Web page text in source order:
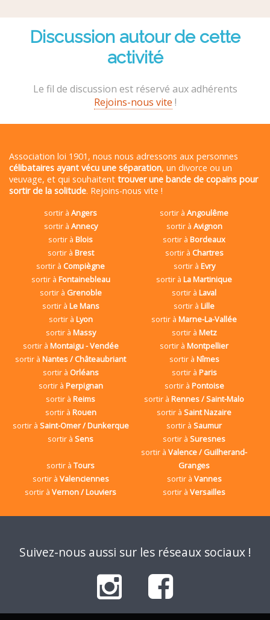
Discussion autour de cette
activité
Le fil de discussion est réservé aux adhérents
Rejoins-nous vite !
Association loi 1901, nous nous adressons aux personnes
célibataires ayant vécu une séparation, un divorce ou un
veuvage, et qui souhaitent trouver une bande de copains pour
sortir de la solitude. Rejoins-nous vite !
sortir àAngers sortir àAngoulême
sortir à Annecy sortir à Avignon
sortir àBlois sortir àBordeaux
sortir à Brest sortir à Chartres
sortir à Compiègne sortir à Evry
sortir à Fontainebleau sortir àLa Martinique
sortir à Grenoble sortir àLaval
sortir à Le Mans sortir àLille
sortir à Lyon sortir àMarne-La-Vallée
sortir à Massy sortir à Metz
sortir à Montaigu - Vendée sortir àMontpellier
sortir àNantes / Châteaubriant sortir à Nîmes
sortir à Orléans sortir à Paris
sortir à Perpignan sortir à Pontoise
sortir àReims sortir àRennes / Saint-Malo
sortir à Rouen sortir àSaint Nazaire
sortir à Saint-Omer / Dunkerque sortir àSaumur
sortir àSens sortir àSuresnes
sortir àTours
sortir àValence / Guilherand-
Granges
sortir à Valenciennes sortir à Vannes
sortir àVernon / Louviers sortir àVersailles
Suivez-nous aussi sur les réseaux sociaux !